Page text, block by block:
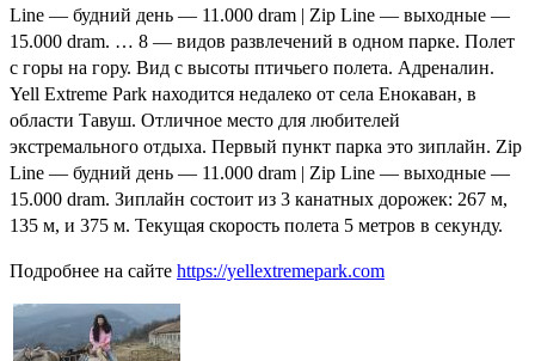
Line — будний день — 11.000 dram | Zip Line — выходные —
15.000 dram. … 8 — видов развлечений в одном парке. Полет
с горы на гору. Вид с высоты птичьего полета. Адреналин.
Yell Extreme Park находится недалеко от села Енокаван, в
области Тавуш. Отличное место для любителей
экстремального отдыха. Первый пункт парка это зиплайн. Zip
Line — будний день — 11.000 dram | Zip Line — выходные —
15.000 dram. Зиплайн состоит из 3 канатных дорожек: 267 м,
135 м, и 375 м. Текущая скорость полета 5 метров в секунду.
Подробнее на сайте https://yellextremepark.com